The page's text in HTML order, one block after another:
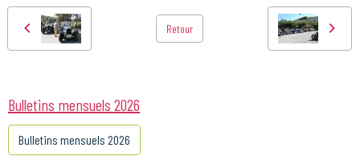
Retour
Bulletins mensuels 2026
Bulletins mensuels 2026